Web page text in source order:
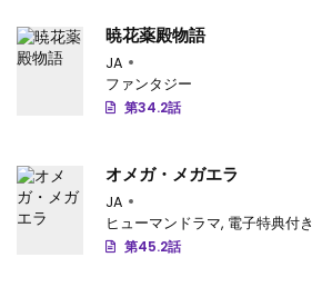
暁花薬殿物語
JA
ファンタジー
第34.2話
オメガ・メガエラ
JA
ヒューマンドラマ, 電子特典付き
第45.2話